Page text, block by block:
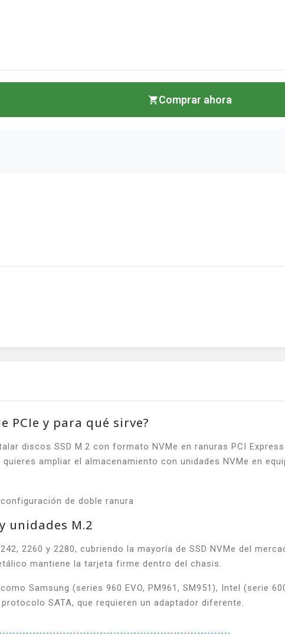
Comprar ahora
PCIe y para qué sirve?
discos SSD M.2 con formato NVMe en ranuras PCI
ampliar el almacenamiento con unidades NVMe en
unidades M.2
2260 y 2280, cubriendo la mayoría de SSD NVMe del
mantiene la tarjeta firme dentro del chasis.
Samsung (series 960 EVO, PM961, SM951), Intel (serie
SATA, que requieren un adaptador diferente.